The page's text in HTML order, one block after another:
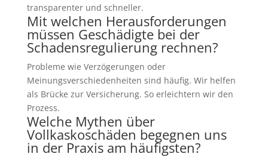
transparenter und schneller.
Mit welchen Herausforderungen
müssen Geschädigte bei der
Schadensregulierung rechnen?
Probleme wie Verzögerungen oder
Meinungsverschiedenheiten sind häufig. Wir helfen
als Brücke zur Versicherung. So erleichtern wir den
Prozess.
Welche Mythen über
Vollkaskoschäden begegnen uns
in der Praxis am häufigsten?